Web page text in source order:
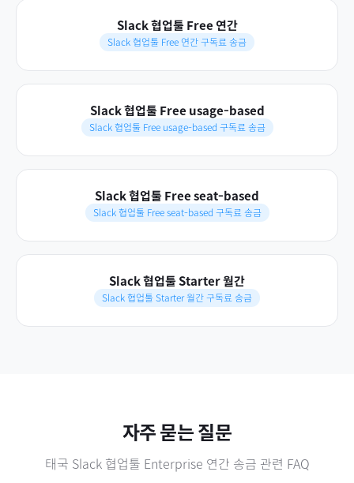
Slack 협업툴 Free 연간
Slack 협업툴 Free 연간 구독료 송금
Slack 협업툴 Free usage-based
Slack 협업툴 Free usage-based 구독료 송금
Slack 협업툴 Free seat-based
Slack 협업툴 Free seat-based 구독료 송금
Slack 협업툴 Starter 월간
Slack 협업툴 Starter 월간 구독료 송금
자주 묻는 질문
태국 Slack 협업툴 Enterprise 연간 송금 관련 FAQ